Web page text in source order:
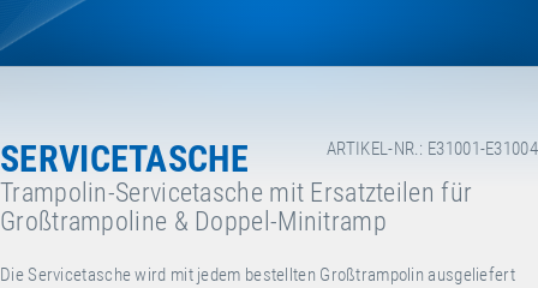
ARTIKEL-NR.: E31001-E31004
SERVICETASCHE
Trampolin-Servicetasche mit Ersatzteilen für
Großtrampoline & Doppel-Minitramp
Die Servicetasche wird mit jedem bestellten Großtrampolin ausgeliefert